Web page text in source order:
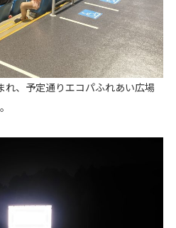
れ、予定通りエコパふれあい広場